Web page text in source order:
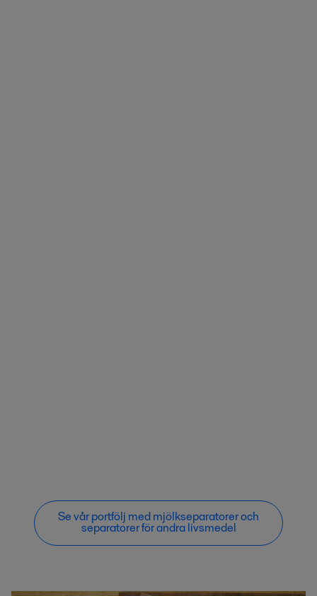
Se vår portfölj med mjölkseparatorer och
separatorer för andra livsmedel